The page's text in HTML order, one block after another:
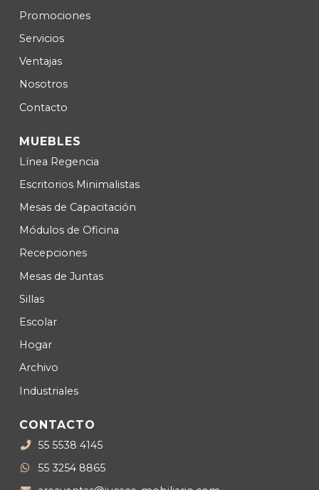
Promociones
Servicios
Ventajas
Nosotros
Contacto
MUEBLES
Lí­nea Regencia
Escritorios Minimalistas
Mesas de Capacitación
Módulos de Oficina
Recepciones
Mesas de Juntas
Sillas
Escolar
Hogar
Archivo
Industriales
CONTACTO
55 5538 4145
55 3254 8865